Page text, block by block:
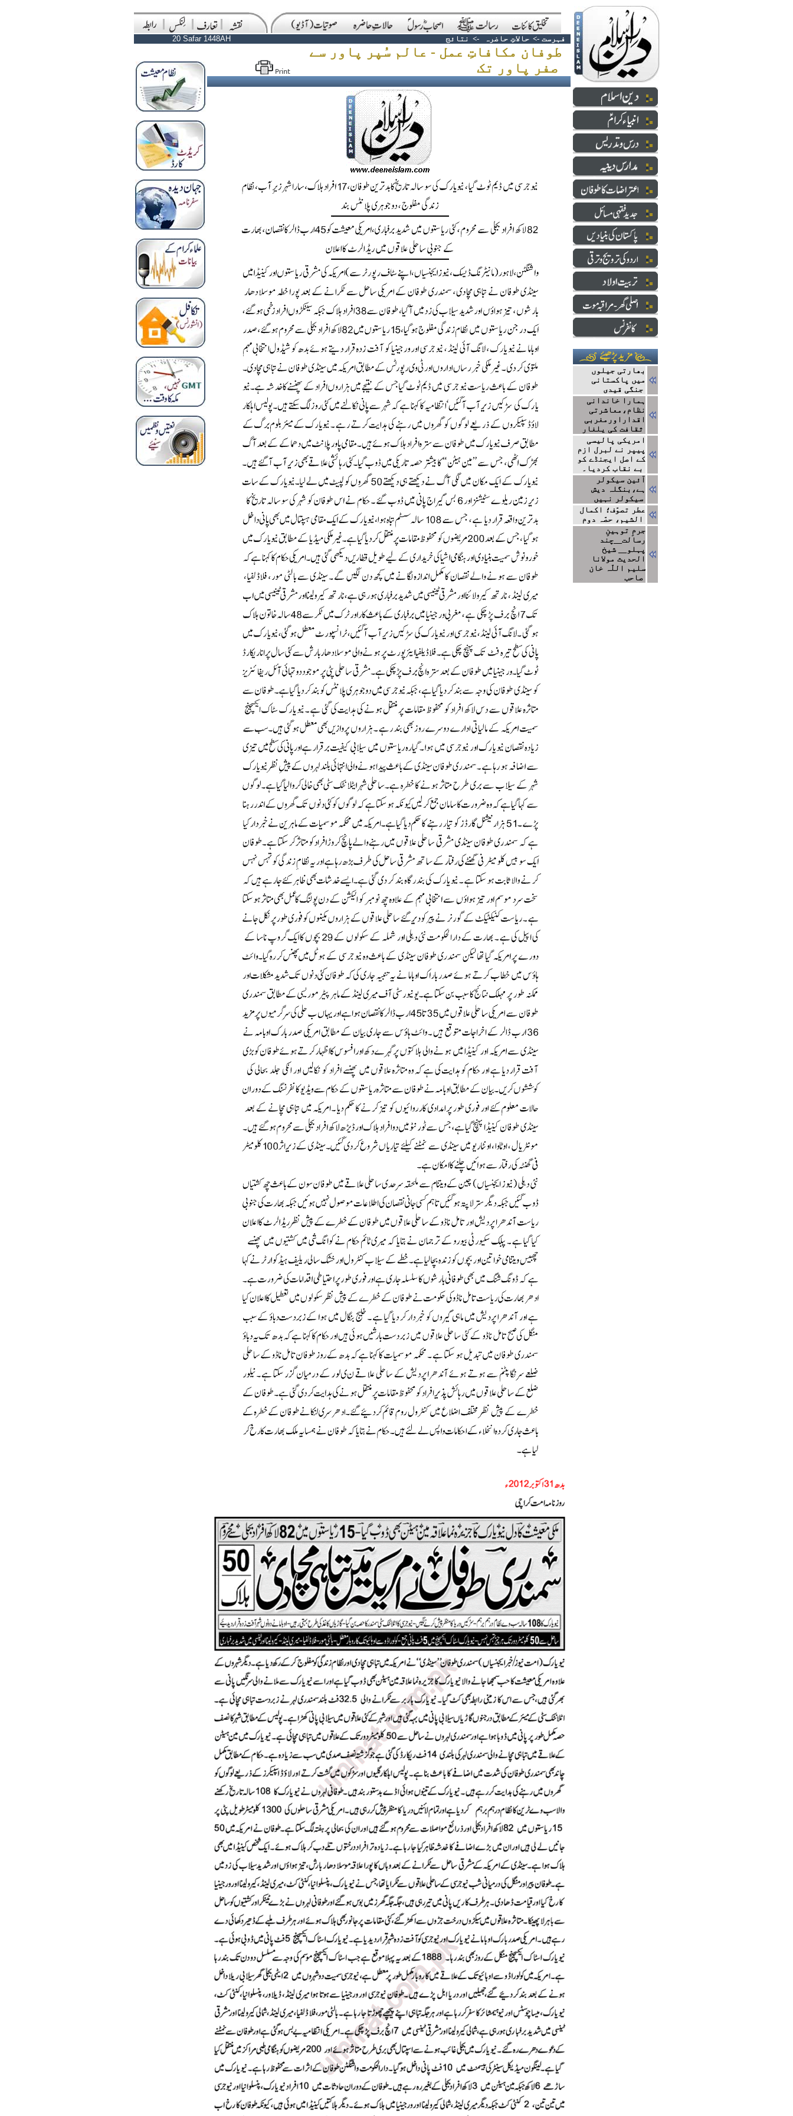
20 Safar 1448AH فہرست ->حالاتِ حاضرہ -> نتائج
طوفان مکافاتِ عمل - عالم سُپر پاور سے
بھارتی جیلوں
میں پاکستانی
جنگی قیدی
ہمارا خاندانی
نظام،معاشرتی
اقداراورمغربی
ثقافت کی یلغار
امریکی پالیسی
پیپر نے لبرل ازم
کے اصل ایجنڈے کو
بے نقاب کردیا۔
آئین سیکولر
ہے،بنگلہ دیش
سیکولر نہیں
عطر تصوّف؛ اکمال
الشیم، حصّہ دوم
جرمِ توہینِ
رسالت__چند
پہلو__ شیخ
الحدیث مولانا
سلیم اللّہ خان
صاحب